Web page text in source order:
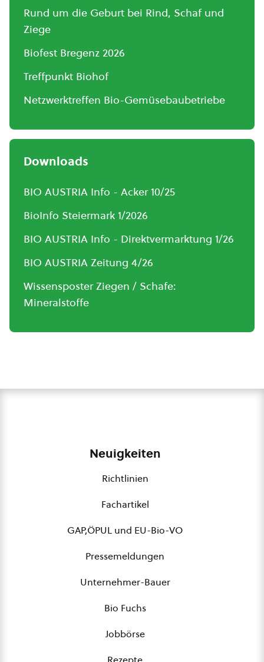
Rund um die Geburt bei Rind, Schaf und
Ziege
Biofest Bregenz 2026
Treffpunkt Biohof
Netzwerktreffen Bio-Gemüsebaubetriebe
Downloads
BIO AUSTRIA Info - Acker 10/25
BioInfo Steiermark 1/2026
BIO AUSTRIA Info - Direktvermarktung 1/26
BIO AUSTRIA Zeitung 4/26
Wissensposter Ziegen / Schafe:
Mineralstoffe
Neuigkeiten
Richtlinien
Fachartikel
GAP,ÖPUL und EU-Bio-VO
Pressemeldungen
Unternehmer-Bauer
Bio Fuchs
Jobbörse